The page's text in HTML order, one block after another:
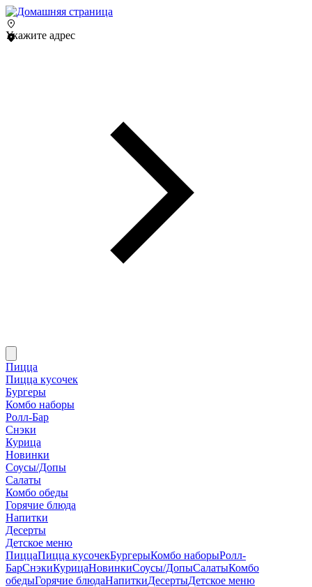
Укажите адрес
Пицца
Пицца кусочек
Бургеры
Комбо наборы
Ролл-Бар
Снэки
Курица
Новинки
Соусы/Допы
Салаты
Комбо обеды
Горячие блюда
Напитки
Десерты
Детское меню
ПиццаПицца кусочекБургерыКомбо наборыРолл-
БарСнэкиКурицаНовинкиСоусы/ДопыСалатыКомбо
обедыГорячие блюдаНапиткиДесертыДетское меню